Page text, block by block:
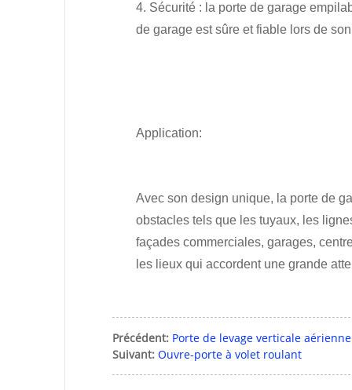
4. Sécurité : la porte de garage
de garage est sûre et fiable lors de
Application:
Avec son design unique, la porte de
obstacles tels que les tuyaux, les
façades commerciales, garages,
les lieux qui accordent une grande
Précédent: Porte de levage verticale
Suivant: Ouvre-porte à volet roulant